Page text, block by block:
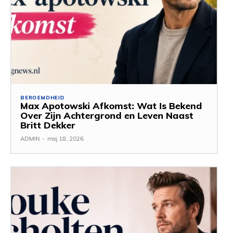
BEROEMDHEID
Max Apotowski Afkomst: Wat Is Bekend
Over Zijn Achtergrond en Leven Naast
Britt Dekker
ADMIN - maj 18, 2026